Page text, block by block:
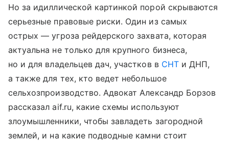
Но за идиллической картинкой порой скрываются
серьезные правовые риски. Один из самых
острых — угроза рейдерского захвата, которая
актуальна не только для крупного бизнеса,
но и для владельцев дач, участков в СНТи ДНП,
а также для тех, кто ведет небольшое
сельхозпроизводство. Адвокат Александр Борзов
рассказал aif.ru, какие схемы используют
злоумышленники, чтобы завладеть загородной
землей, и на какие подводные камни стоит